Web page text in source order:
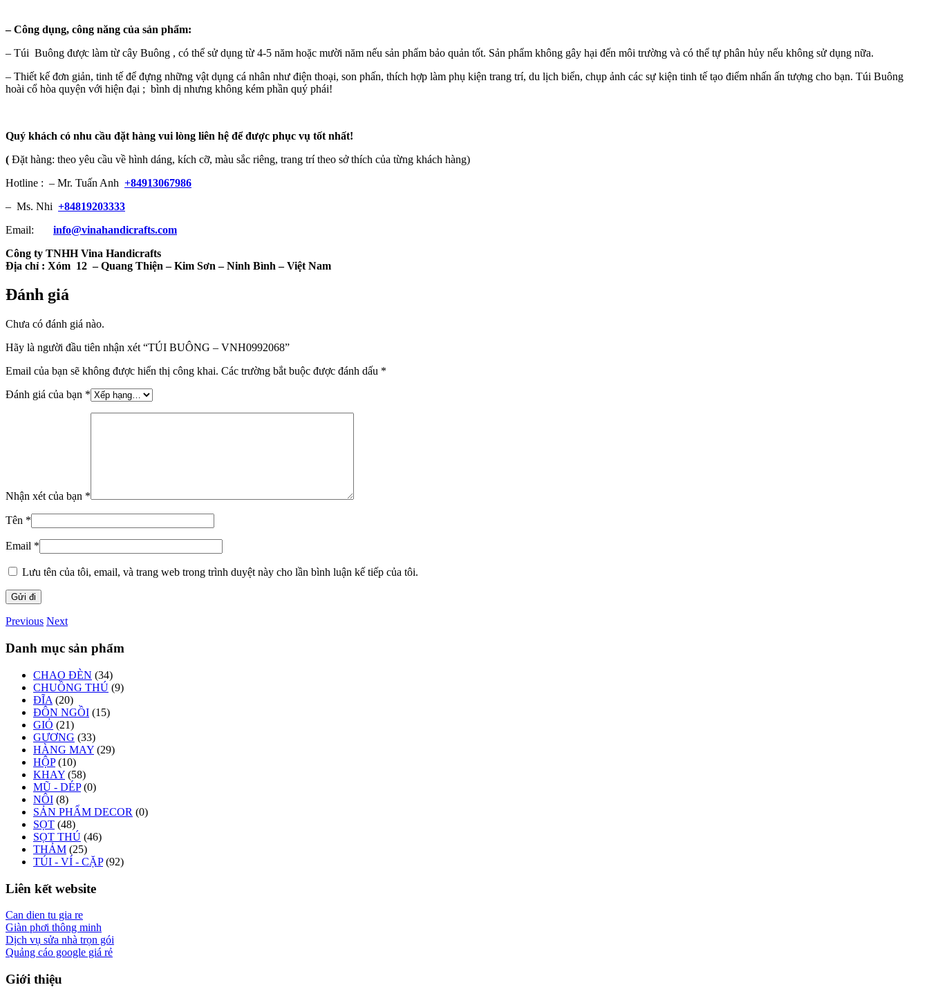
–Công dụng, công năng của sản phẩm:
– Túi Buông được làm từ cây Buông , có thể sử dụng từ 4-5 năm hoặc mười năm nếu sản phẩm bảo quản tốt. Sản phẩm không gây hại đến môi trường và có thể tự phân hủy nếu không sử dụng nữa.
– Thiết kế đơn giản, tinh tế để đựng những vật dụng cá nhân như điện thoại, son phấn, thích hợp làm phụ kiện trang trí, du lịch biển, chụp ảnh các sự kiện tinh tế tạo điểm nhấn ấn tượng cho bạn. Túi Buông
hoài cổ hòa quyện với hiện đại ; bình dị nhưng không kém phần quý phái!
Quý khách có nhu cầu đặt hàng vui lòng liên hệ để được phục vụ tốt nhất!
( Đặt hàng: theo yêu cầu về hình dáng, kích cỡ, màu sắc riêng, trang trí theo sở thích của từng khách hàng)
Hotline : – Mr. Tuấn Anh +84913067986
– Ms. Nhi +84819203333
Email: info@vinahandicrafts.com
Công ty TNHH Vina Handicrafts
Địa chỉ : Xóm 12 – Quang Thiện – Kim Sơn – Ninh Bình – Việt Nam
Đánh giá
Chưa có đánh giá nào.
Hãy là người đầu tiên nhận xét “TÚI BUÔNG – VNH0992068”
Email của bạn sẽ không được hiển thị công khai. Các trường bắt buộc được đánh dấu *
Đánh giá của bạn *
Nhận xét của bạn *
Tên *
Email *
Lưu tên của tôi, email, và trang web trong trình duyệt này cho lần bình luận kế tiếp của tôi.
Previous Next
Danh mục sản phẩm
CHAO ĐÈN (34)
CHUỒNG THÚ (9)
ĐĨA (20)
ĐÔN NGỒI (15)
GIỎ (21)
GƯƠNG (33)
HÀNG MAY (29)
HỘP (10)
KHAY (58)
MŨ - DÉP (0)
NÔI (8)
SẢN PHẨM DECOR (0)
SỌT (48)
SỌT THÚ (46)
THẢM (25)
TÚI - VÍ - CẶP (92)
Liên kết website
Can dien tu gia re
Giàn phơi thông minh
Dịch vụ sửa nhà trọn gói
Quảng cáo google giá rẻ
Giới thiệu